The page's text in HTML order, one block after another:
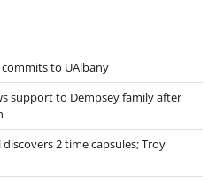
commits to UAlbany
support to Dempsey family after
2 time capsules; Troy